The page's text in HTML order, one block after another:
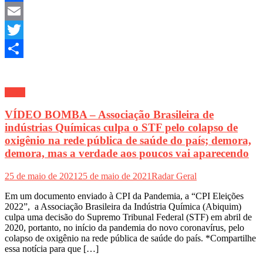
Facebook
Email
Twitter
VÍDEO BOMBA – Associação Brasileira de
indústrias Químicas culpa o STF pelo colapso de
oxigênio na rede pública de saúde do país; demora,
demora, mas a verdade aos poucos vai aparecendo
25 de maio de 2021 25 de maio de 2021Radar Geral
Em um documento enviado à CPI da Pandemia, a “CPI Eleições
2022”, a Associação Brasileira da Indústria Química (Abiquim)
culpa uma decisão do Supremo Tribunal Federal (STF) em abril de
2020, portanto, no início da pandemia do novo coronavírus, pelo
colapso de oxigênio na rede pública de saúde do país. *Compartilhe
essa notícia para que […]